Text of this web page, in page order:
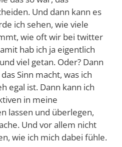
Und dann kann es
ich sehen, wie viele
wie oft wir bei twitter
hab ich ja eigentlich
viel getan. Oder? Dann
Sinn macht, was ich
egal ist. Dann kann ich
in meine
lassen und überlegen,
Und vor allem nicht
wie ich mich dabei fühle.